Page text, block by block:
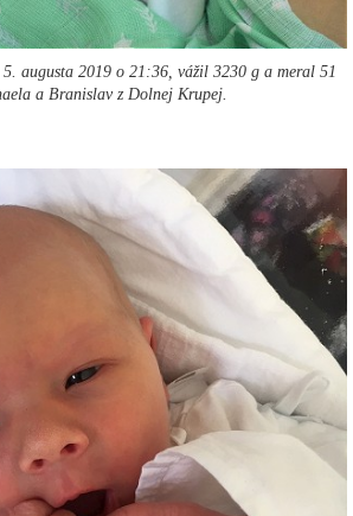
5. augusta 2019 o 21:36, vážil 3230 g a meral 51
a Branislav z Dolnej Krupej.